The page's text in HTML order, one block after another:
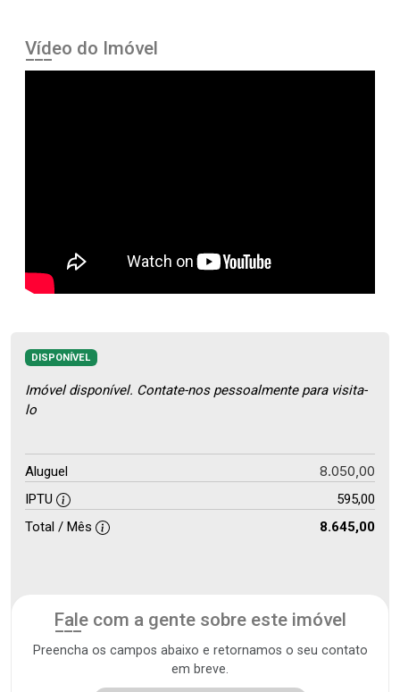
Vídeo do Imóvel
DISPONÍVEL
Imóvel disponível. Contate-nos pessoalmente para visita-
lo
Aluguel 8.050,00
IPTU
595,00
Total / Mês
8.645,00
Fale com a gente sobre este imóvel
Preencha os campos abaixo e retornamos o seu contato
em breve.